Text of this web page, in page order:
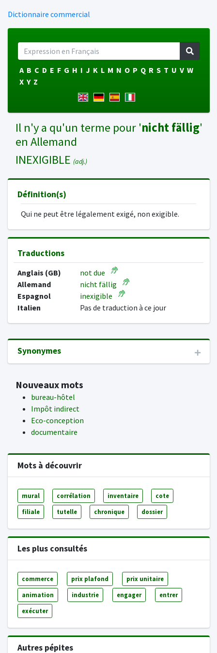
Dictionnaire commercial
A B C D E F G H I J K L M N O P Q R S T U V W
X Y Z
Il n'y a qu'un terme pour 'nicht fällig'
en Allemand
INEXIGIBLE (adj.)
Définition(s)
Qui ne peut être légalement exigé, non exigible.
Traductions
Anglais (GB)
not due
Allemand
nicht fällig
Espagnol
inexigible
Italien
Pas de traduction à ce jour
Synonymes
Nouveaux mots
bureau-hôtel
Impôt indirect
Eco-conception
documentaire
Mots à découvrir
mural corrélation inventaire cote
filiale tutelle chronique dossier
Les plus consultés
commerce prix plafond prix unitaire
animation industrie engager entrer
exécuter
Autres pépites